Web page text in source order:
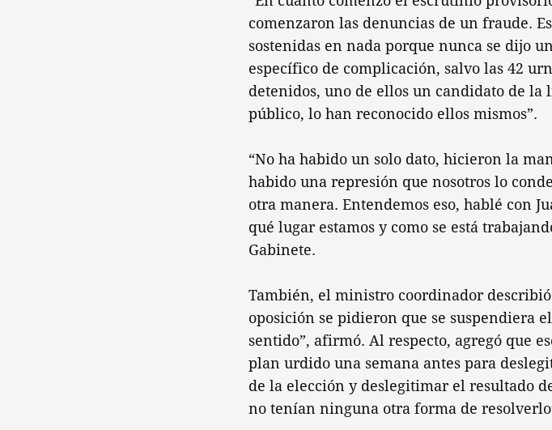
comenzaron las denuncias de un fraude.
sostenidas en nada porque nunca se dijo
específico de complicación, salvo las 42
detenidos, uno de ellos un candidato de la
público, lo han reconocido ellos mismos”.
“No ha habido un solo dato, hicieron la
habido una represión que nosotros lo
otra manera. Entendemos eso, hablé con
qué lugar estamos y como se está
Gabinete.
También, el ministro coordinador
oposición se pidieron que se suspendiera
sentido”, afirmó. Al respecto, agregó que
plan urdido una semana antes para
de la elección y deslegitimar el resultado
no tenían ninguna otra forma de